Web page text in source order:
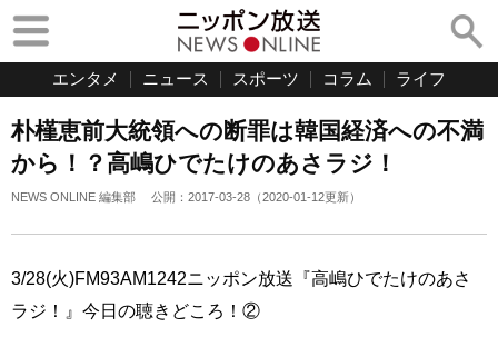
エンタメ ニュース スポーツ コラム ライフ
朴槿恵前大統領への断罪は韓国経済への不満
から！？高嶋ひでたけのあさラジ！
NEWS ONLINE 編集部 公開： 2017-03-28 （2020-01-12更新）
3/28(火)FM93AM1242ニッポン放送『高嶋ひでたけのあさ
ラジ！』今日の聴きどころ！②